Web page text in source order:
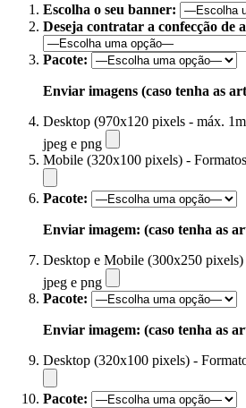
Escolha o seu banner:
Deseja contratar a confecção de
Pacote:
Enviar imagens (caso tenha as
Desktop (970x120 pixels - máx.
jpeg e png
Mobile (320x100 pixels) -
Pacote:
Enviar imagem: (caso tenha as
Desktop e Mobile (300x250 pixels)
jpeg e png
Pacote:
Enviar imagem: (caso tenha as
Desktop (320x100 pixels) -
Pacote: